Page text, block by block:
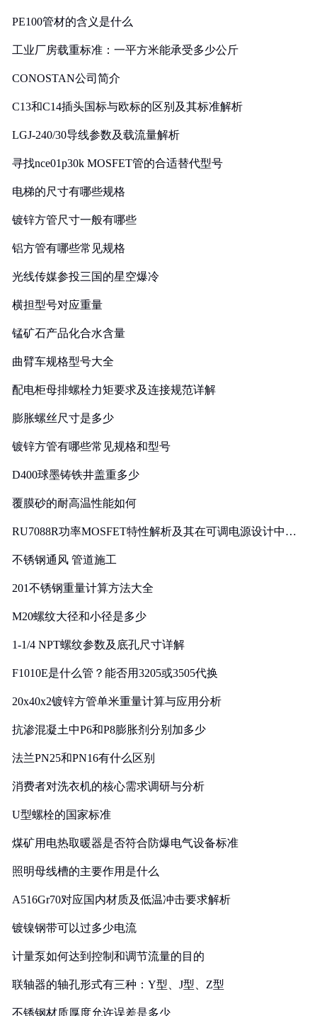
PE100管材的含义是什么
工业厂房载重标准：一平方米能承受多少公斤
CONOSTAN公司简介
C13和C14插头国标与欧标的区别及其标准解析
LGJ-240/30导线参数及载流量解析
寻找nce01p30k MOSFET管的合适替代型号
电梯的尺寸有哪些规格
镀锌方管尺寸一般有哪些
铝方管有哪些常见规格
光线传媒参投三国的星空爆冷
横担型号对应重量
锰矿石产品化合水含量
曲臂车规格型号大全
配电柜母排螺栓力矩要求及连接规范详解
膨胀螺丝尺寸是多少
镀锌方管有哪些常见规格和型号
D400球墨铸铁井盖重多少
覆膜砂的耐高温性能如何
RU7088R功率MOSFET特性解析及其在可调电源设计中的
不锈钢通风 管道施工
201不锈钢重量计算方法大全
M20螺纹大径和小径是多少
1-1/4 NPT螺纹参数及底孔尺寸详解
F1010E是什么管？能否用3205或3505代换
20x40x2镀锌方管单米重量计算与应用分析
抗渗混凝土中P6和P8膨胀剂分别加多少
法兰PN25和PN16有什么区别
消费者对洗衣机的核心需求调研与分析
U型螺栓的国家标准
煤矿用电热取暖器是否符合防爆电气设备标准
照明母线槽的主要作用是什么
A516Gr70对应国内材质及低温冲击要求解析
镀镍钢带可以过多少电流
计量泵如何达到控制和调节流量的目的
联轴器的轴孔形式有三种：Y型、J型、Z型
不锈钢材质厚度允许误差是多少